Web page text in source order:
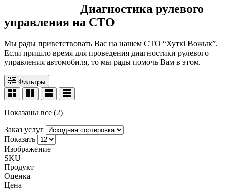
Диагностика рулевого
управления на СТО
Мы рады приветствовать Вас на нашем СТО “Хуткi Вожык”.
Если пришло время для проведения диагностики рулевого
управления автомобиля, то мы рады помочь Вам в этом.
Фильтры
Показаны все (2)
Заказ услуг
Показать
Изображение
SKU
Продукт
Оценка
Цена